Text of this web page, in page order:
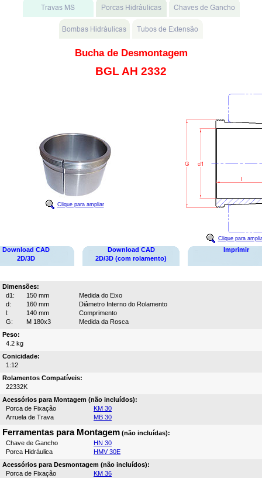
Bucha de Desmontagem
BGL AH 2332
Clique para ampliar
Clique para
Download CAD
2D/3D
Download CAD
2D/3D (com rolamento)
Imprimir
Dimensões:
d1:
150 mm
Medida do Eixo
d:
160 mm
Diâmetro Interno do Rolamento
l:
140 mm
Comprimento
G:
M 180x3
Medida da Rosca
Peso:
4.2 kg
Conicidade:
1:12
Rolamentos Compatíveis:
22332K
Acessórios para Montagem (não incluídos):
Porca de Fixação
KM 30
Arruela de Trava
MB 30
Ferramentas para Montagem (não incluídas):
Chave de Gancho
HN 30
Porca Hidráulica
HMV 30E
Acessórios para Desmontagem (não incluídos):
Porca de Fixação
KM 36